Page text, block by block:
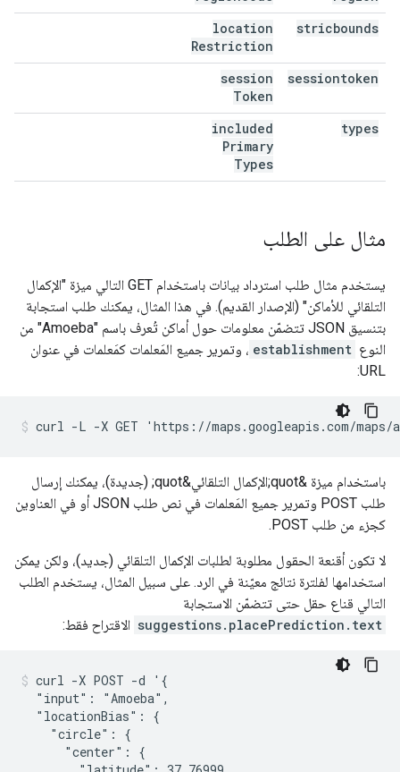
stricbounds
location
Restriction
sessiontoken
session
Token
types
included
Primary
Types
مثال على الطلب
يستخدم مثال طلب استرداد بيانات باستخدام GET التالي ميزة "الإكمال
التلقائي للأماكن" (الإصدار القديم). في هذا المثال، يمكنك طلب استجابة
بتنسيق JSON تتضمّن معلومات حول أماكن تُعرف باسم "Amoeba" من
النوع establishment ، وتمرير جميع المَعلمات كمَعلمات في عنوان
URL:
curl -L -X GET 'https://maps.googleapis.com/maps/
باستخدام ميزة &quot;الإكمال التلقائي&quot; (جديدة)، يمكنك إرسال
طلب POST وتمرير جميع المَعلمات في نص طلب JSON أو في العناوين
كجزء من طلب POST.
لا تكون أقنعة الحقول مطلوبة لطلبات الإكمال التلقائي (جديد)، ولكن يمكن
استخدامها لفلترة نتائج معيّنة في الرد. على سبيل المثال، يستخدم الطلب
التالي قناع حقل حتى تتضمّن الاستجابة
suggestions.placePrediction.text الاقتراح فقط:
curl -X POST -d '{
  "input": "Amoeba",
  "locationBias": {
    "circle": {
      "center": {